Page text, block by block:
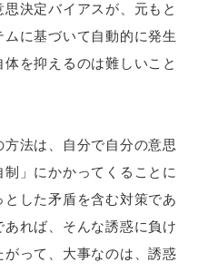
決定バイアスが、元もと
に基づいて自動的に発生
を抑えるのは難しいこと
法は、自分で自分の意思
」にかかってくることに
した矛盾を含む対策であ
れば、そんな誘惑に負け
って、大事なのは、誘惑